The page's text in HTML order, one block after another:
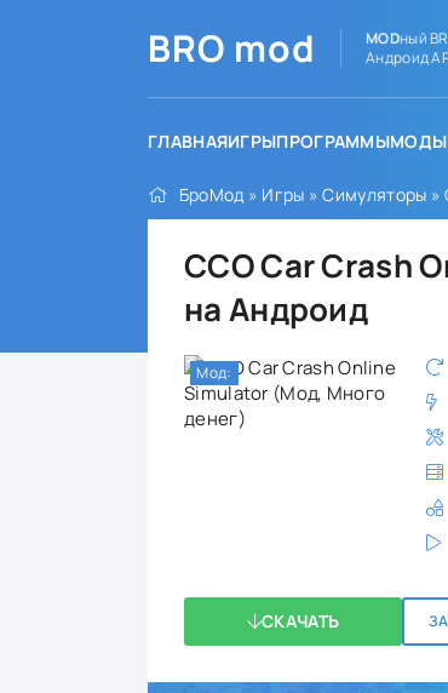
BRO mod MODный
Андроид
ГЛАВНАЯИГРЫПРОГРАММЫМОДЫ
БроМод » Игры »Симуляторы »
CCO Car Crash
на Андроид
СКАЧАТЬ
Мод: